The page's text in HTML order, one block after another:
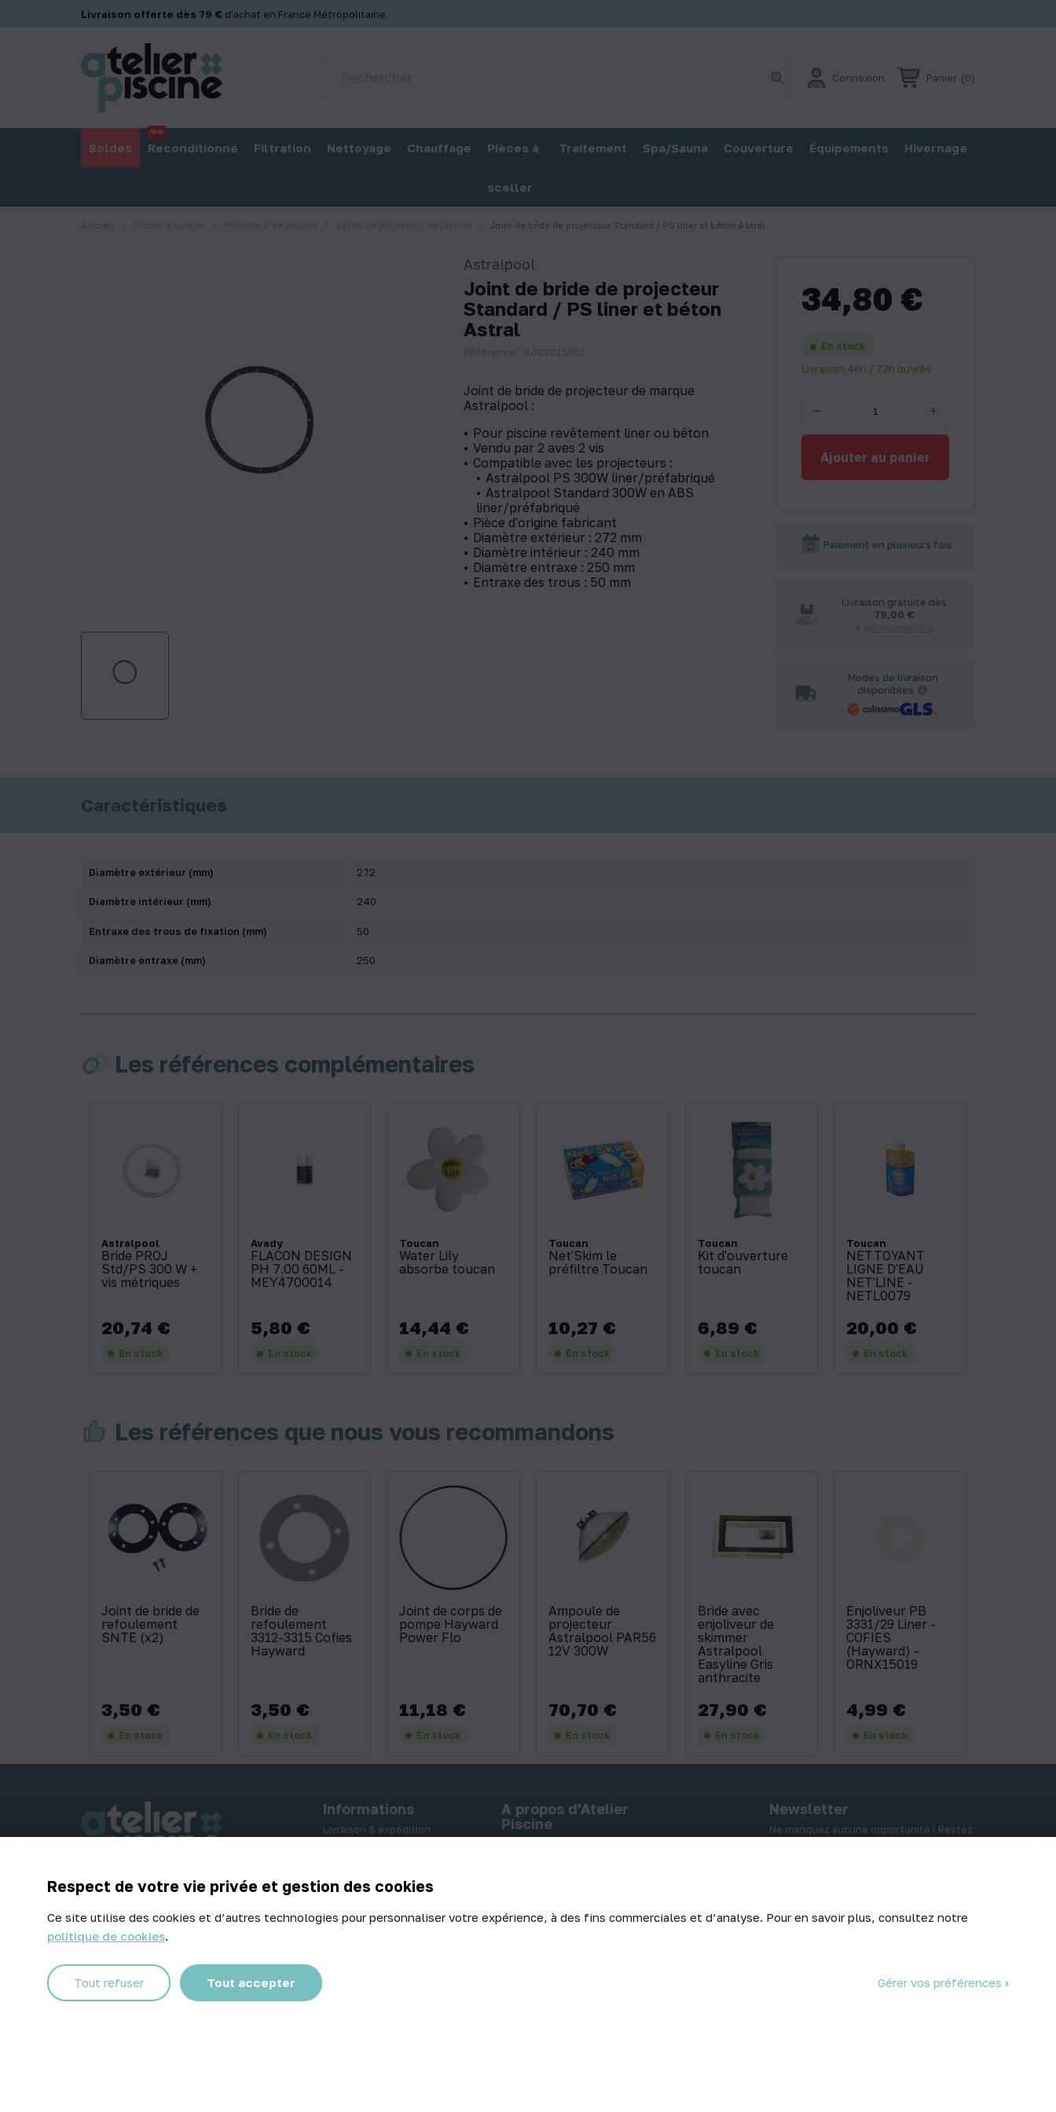
Respect de votre vie privée et gestion des cookies
Ce site utilise des cookies et d’autres technologies pour personnaliser votre expérience, à des fins commerciales et d’analyse. Pour en savoir plus, consultez notre
politique de cookies.
Tout accepter
Tout refuser Gérer vos préférences
Livraison offerte dès 79 € d'achat en France Métropolitaine
Connexion Panier (0)
Soldes Reconditionné Filtration Nettoyage Chauffage Pièces à
sceller
Traitement Spa/Sauna Couverture Équipements Hivernage
Joint de bride de projecteur Standard / PS liner et béton Astral
Astralpool
Joint de bride de projecteur
Standard / PS liner et béton
Astral
Joint de bride de projecteur de marque
Astralpool :
Pour piscine revêtement liner ou béton
Vendu par 2 aves 2 vis
Compatible avec les projecteurs :
Astralpool PS 300W liner/préfabriqué
Astralpool Standard 300W en ABS
liner/préfabriqué
Pièce d'origine fabricant
Diamètre extérieur : 272 mm
Diamètre intérieur : 240 mm
Diamètre entraxe : 250 mm
Entraxe des trous : 50 mm
34,80 €
En stock
Livraison 48h / 72h ouvrés
Ajouter au panier
Paiement en plusieurs fois
Livraison gratuite dès
79,00 €
Modes de livraison
disponibles
Caractéristiques
Diamètre extérieur (mm) 272
Diamètre intérieur (mm) 240
Entraxe des trous de fixation (mm) 50
Diamètre entraxe (mm) 250
Les références complémentaires
Astralpool
Bride PROJ
Std/PS 300 W +
vis métriques
Prix
20,74 €
En stock
Avady
FLACON DESIGN
PH 7.00 60ML -
MEY4700014
Prix
5,80 €
En stock
Toucan
Water Lily
absorbe toucan
Prix
14,44 €
En stock
Toucan
Net'Skim le
préfiltre Toucan
Prix
10,27 €
En stock
Toucan
Kit d'ouverture
toucan
Prix
6,89 €
En stock
Toucan
NETTOYANT
LIGNE D'EAU
NET'LINE -
NETL0079
Prix
20,00 €
En stock
Les références que nous vous recommandons
Joint de bride de
refoulement
SNTE (x2)
Prix
3,50 €
En stock
Bride de
refoulement
3312-3315 Cofies
Hayward
Prix
3,50 €
En stock
Joint de corps de
pompe Hayward
Power Flo
Prix
11,18 €
En stock
Ampoule de
projecteur
Astralpool PAR56
12V 300W
Prix
70,70 €
En stock
Bride avec
enjoliveur de
skimmer
Astralpool
Easyline Gris
anthracite
Prix
27,90 €
En stock
Enjoliveur PB
3331/29 Liner -
COFIES
(Hayward) -
ORNX15019
Prix
4,99 €
En stock
Facebook
Informations
Livraison & expédition
A propos d'Atelier
Piscine
Newsletter
Ne manquez aucune opportunité ! Restez
Abonnez-vous